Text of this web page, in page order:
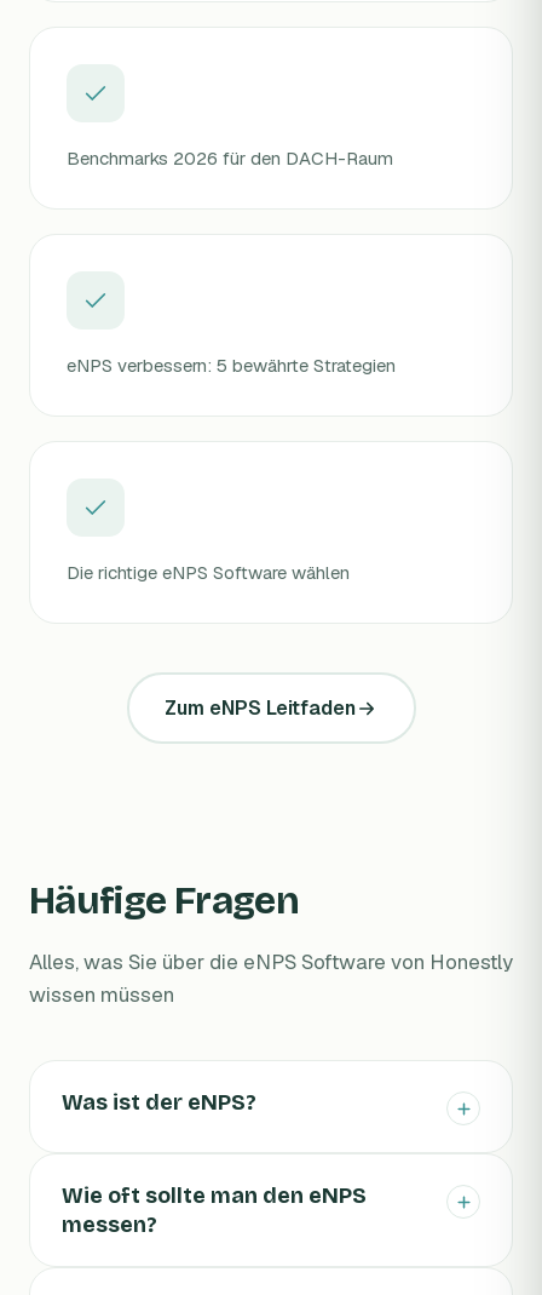
Benchmarks 2026 für den DACH-Raum
eNPS verbessern: 5 bewährte Strategien
Die richtige eNPS Software wählen
Zum eNPS Leitfaden
Häufige Fragen
Alles, was Sie über die eNPS Software von Honestly
wissen müssen
Was ist der eNPS?
Wie oft sollte man den eNPS
messen?